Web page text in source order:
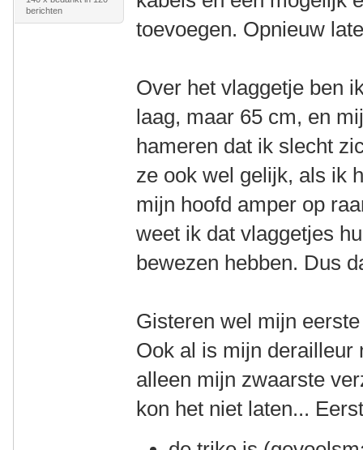
berichten
toevoegen. Opnieuw
Over het vlaggetje ben
laag, maar 65 cm, en
hameren dat ik slecht
ze ook wel gelijk, als ik
mijn hoofd amper op
weet ik dat vlaggetjes
bewezen hebben. Dus
Gisteren wel mijn
Ook al is mijn derailleur
alleen mijn zwaarste
kon het niet laten...